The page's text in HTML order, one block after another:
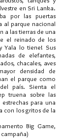
en Sri Lanka.
por las puertas
al parque nacional
a las tierras de una
el reinado de los
Yala lo tiene! Sus
de elefantes,
chacales, aves
densidad de
el parque como
país. Sienta el
truena sobre las
para una
con los gritos de la
Big Game,